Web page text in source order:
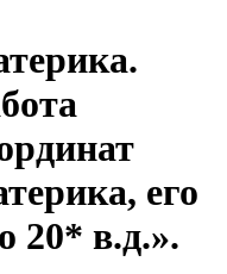
его
20* в.д.».